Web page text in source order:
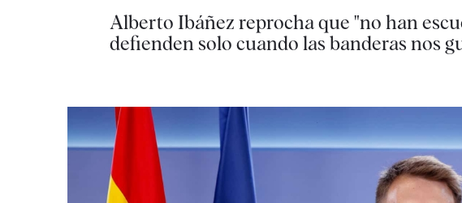
Alberto Ibáñez reprocha que "no han
defienden solo cuando las banderas nos